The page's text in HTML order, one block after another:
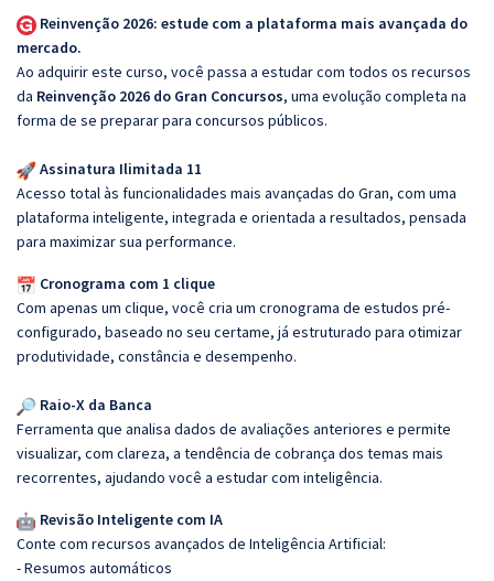
Reinvenção 2026: estude com a plataforma mais avançada do
mercado.
Ao adquirir este curso, você passa a estudar com todos os recursos
da Reinvenção 2026 do Gran Concursos, uma evolução completa na
forma de se preparar para concursos públicos.
Assinatura Ilimitada 11
Acesso total às funcionalidades mais avançadas do Gran, com uma
plataforma inteligente, integrada e orientada a resultados, pensada
para maximizar sua performance.
Cronograma com 1 clique
Com apenas um clique, você cria um cronograma de estudos pré-
configurado, baseado no seu certame, já estruturado para otimizar
produtividade, constância e desempenho.
Raio-X da Banca
Ferramenta que analisa dados de avaliações anteriores e permite
visualizar, com clareza, a tendência de cobrança dos temas mais
recorrentes, ajudando você a estudar com inteligência.
Revisão Inteligente com IA
Conte com recursos avançados de Inteligência Artificial:
- Resumos automáticos